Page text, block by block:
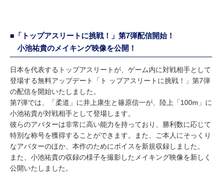
■「トップアスリートに挑戦！」第7弾配信開始！
小池祐貴のメイキング映像を公開！
日本を代表するトップアスリートが、ゲーム内に対戦相手として
登場する無料アップデート「ト ップアスリートに挑戦！」第7弾
の配信を開始いたしました。
第7弾では、「柔道」に井上康生と篠原信一が、陸上「100m」に
小池祐貴が対戦相手として登場します。
彼らのアバターは非常に高い能力を持っており、勝利数に応じて
特別な称号を獲得することができます。また、ご本人にそっくり
なアバターのほか、本作のためにボイスを新規収録しました。
また、小池祐貴の収録の様子を撮影したメイキング映像を新しく
公開いたしました。